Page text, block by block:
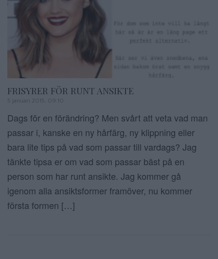
FRISYRER FÖR RUNT ANSIKTE
5 januari 2015, 09:10
Dags för en förändring? Men svårt att veta vad man
passar i, kanske en ny hårfärg, ny klippning eller
bara lite tips på vad som passar till vardags? Jag
tänkte tipsa er om vad som passar bäst på en
person som har runt ansikte. Jag kommer gå
igenom alla ansiktsformer framöver, nu kommer
första formen […]